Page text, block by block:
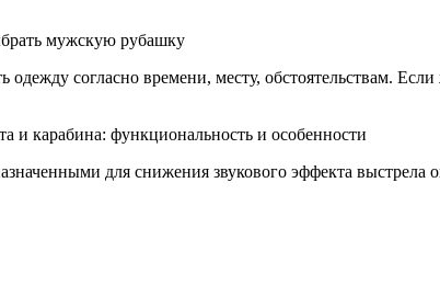
согласно времени, месту, обстоятельствам.
для снижения звукового эффекта